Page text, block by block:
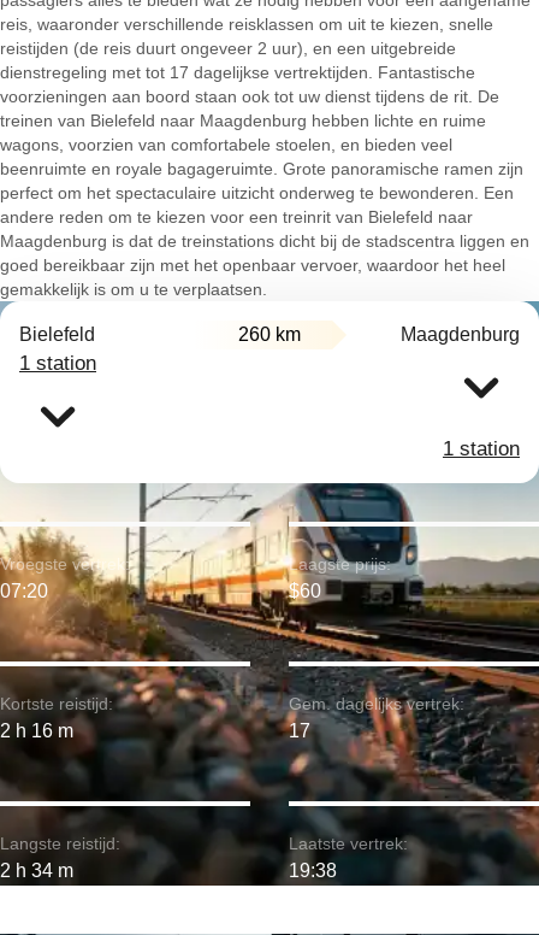
reis, waaronder verschillende reisklassen om uit te kiezen, snelle
reistijden (de reis duurt ongeveer 2 uur), en een uitgebreide
dienstregeling met tot 17 dagelijkse vertrektijden. Fantastische
voorzieningen aan boord staan ook tot uw dienst tijdens de rit. De
treinen van Bielefeld naar Maagdenburg hebben lichte en ruime
wagons, voorzien van comfortabele stoelen, en bieden veel
beenruimte en royale bagageruimte. Grote panoramische ramen zijn
perfect om het spectaculaire uitzicht onderweg te bewonderen. Een
andere reden om te kiezen voor een treinrit van Bielefeld naar
Maagdenburg is dat de treinstations dicht bij de stadscentra liggen en
goed bereikbaar zijn met het openbaar vervoer, waardoor het heel
gemakkelijk is om u te verplaatsen.
Bielefeld 260 km Maagdenburg
1 station
1 station
Kortste reistijd:
2 h 16 m
Vroegste vertrek:
07:20
Langste reistijd:
2 h 34 m
Laagste prijs:
$60
Gem. dagelijks vertrek:
17
Laatste vertrek:
19:38